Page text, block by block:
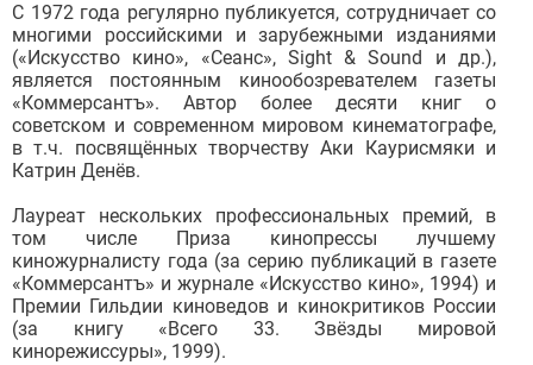
С 1972 года регулярно публикуется, сотрудничает со
многими российскими и зарубежными изданиями
(«Искусство кино», «Сеанс», Sight & Sound и др.),
является постоянным кинообозревателем газеты
«Коммерсантъ». Автор более десяти книг о
советском и современном мировом кинематографе,
в т.ч. посвящённых творчеству Аки Каурисмяки и
Катрин Денёв.
Лауреат нескольких профессиональных премий, в
том числе Приза кинопрессы лучшему
киножурналисту года (за серию публикаций в газете
«Коммерсантъ» и журнале «Искусство кино», 1994) и
Премии Гильдии киноведов и кинокритиков России
(за книгу «Всего 33. Звёзды мировой
кинорежиссуры», 1999).